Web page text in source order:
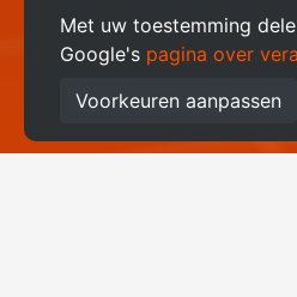
Met uw toestemming
Google's pagina over
Voorkeuren aanpassen